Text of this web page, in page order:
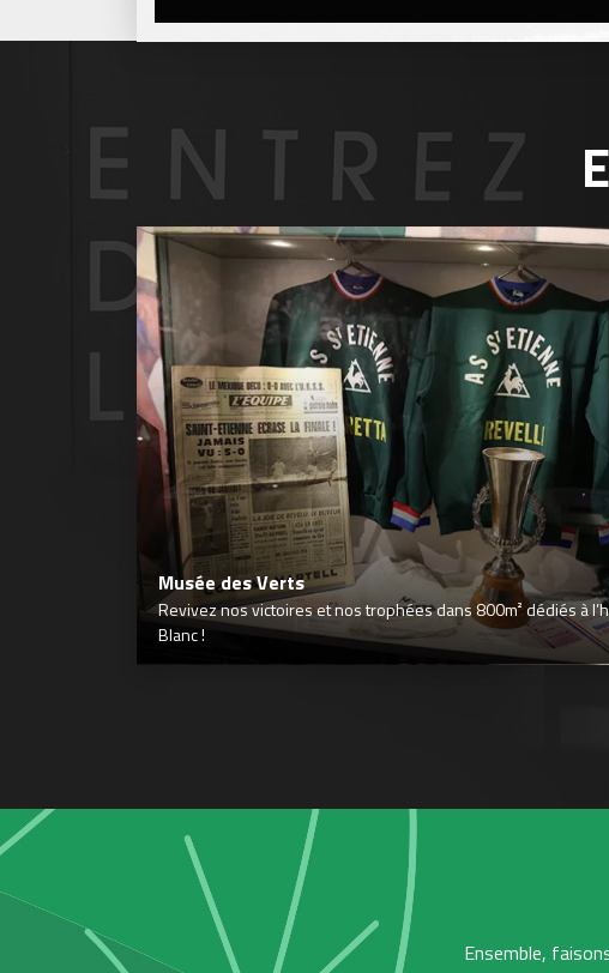
Musée des Verts
Revivez nos victoires et nos trophées dans 800m² dédiés à
Blanc !
Ensemble,